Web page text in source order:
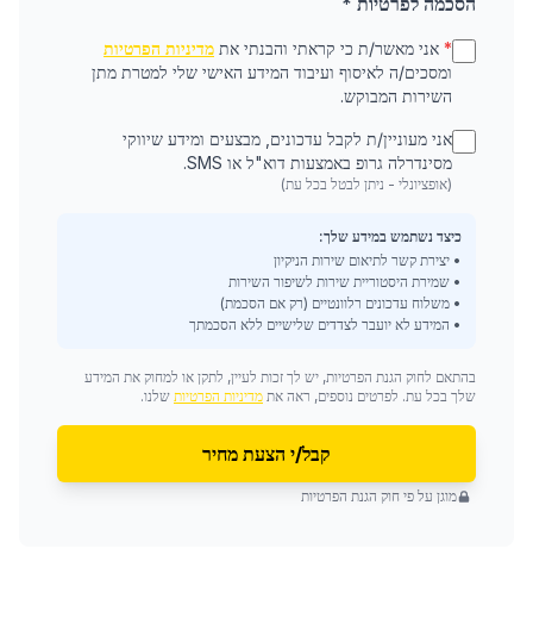
* אני מאשר/ת כי קראתי והבנתי את מדיניות הפרטיות
ומסכים/ה לאיסוף ועיבוד המידע האישי שלי למטרת מתן
השירות המבוקש.
אני מעוניין/ת לקבל עדכונים, מבצעים ומידע שיווקי
מסינדרלה גרופ באמצעות דוא"ל או SMS.
(אופציונלי - ניתן לבטל בכל עת)
כיצד נשתמש במידע שלך:
• יצירת קשר לתיאום שירות הניקיון
• שמירת היסטוריית שירות לשיפור השירות
• משלוח עדכונים רלוונטיים (רק אם הסכמת)
• המידע לא יועבר לצדדים שלישיים ללא הסכמתך
בהתאם לחוק הגנת הפרטיות, יש לך זכות לעיין, לתקן או למחוק את המידע
שלך בכל עת. לפרטים נוספים, ראה את מדיניות הפרטיות שלנו.
קבל/י הצעת מחיר
מוגן על פי חוק הגנת הפרטיות